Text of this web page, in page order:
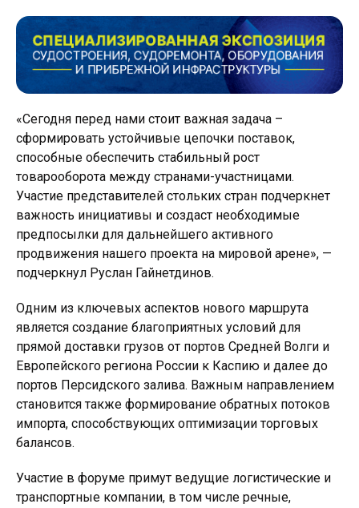
«Сегодня перед нами стоит важная задача –
сформировать устойчивые цепочки поставок,
способные обеспечить стабильный рост
товарооборота между странами-участницами.
Участие представителей стольких стран подчеркнет
важность инициативы и создаст необходимые
предпосылки для дальнейшего активного
продвижения нашего проекта на мировой арене», —
подчеркнул Руслан Гайнетдинов.
Одним из ключевых аспектов нового маршрута
является создание благоприятных условий для
прямой доставки грузов от портов Средней Волги и
Европейского региона России к Каспию и далее до
портов Персидского залива. Важным направлением
становится также формирование обратных потоков
импорта, способствующих оптимизации торговых
балансов.
Участие в форуме примут ведущие логистические и
транспортные компании, в том числе речные,